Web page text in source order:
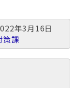
年3月16日
策課